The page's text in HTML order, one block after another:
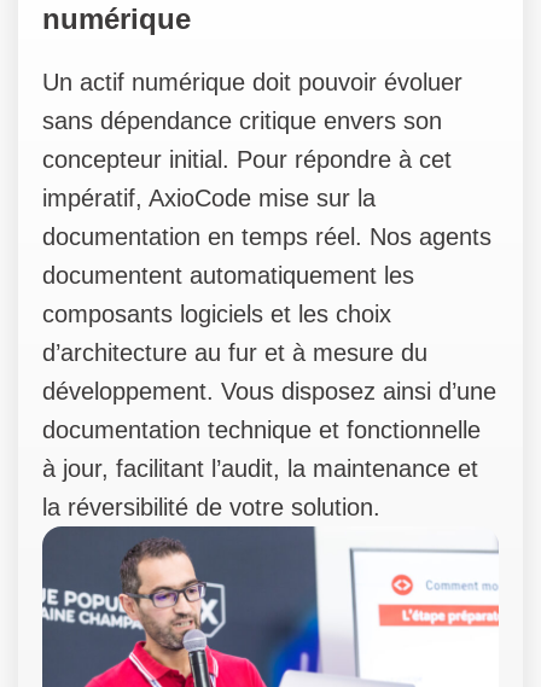
numérique
Un actif numérique doit pouvoir évoluer
sans dépendance critique envers son
concepteur initial. Pour répondre à cet
impératif, AxioCode mise sur la
documentation en temps réel. Nos agents
documentent automatiquement les
composants logiciels et les choix
d’architecture au fur et à mesure du
développement. Vous disposez ainsi d’une
documentation technique et fonctionnelle
à jour, facilitant l’audit, la maintenance et
la réversibilité de votre solution.